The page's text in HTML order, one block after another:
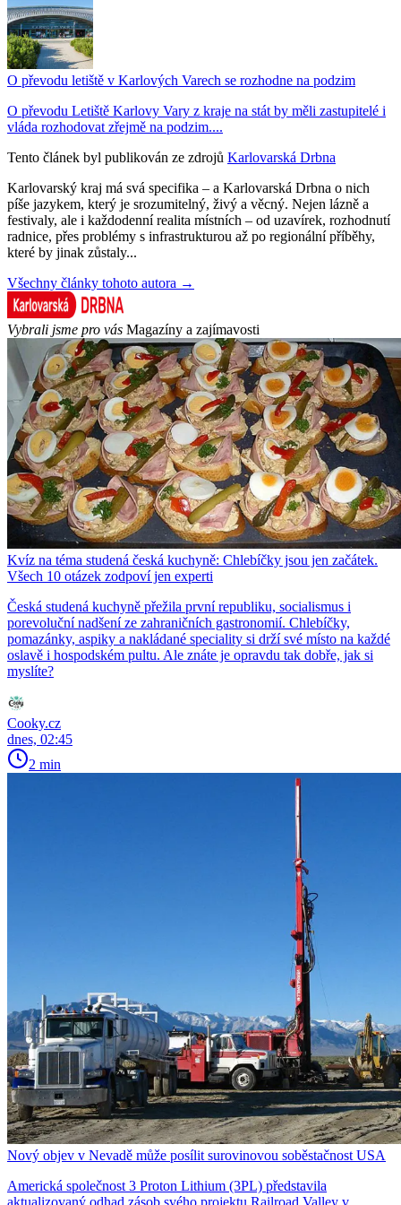
O převodu letiště v Karlových Varech se rozhodne na podzim
O převodu Letiště Karlovy Vary z kraje na stát by měli zastupitelé i
vláda rozhodovat zřejmě na podzim....
Tento článek byl publikován ze zdrojů Karlovarská Drbna
Karlovarský kraj má svá specifika – a Karlovarská Drbna o nich
píše jazykem, který je srozumitelný, živý a věcný. Nejen lázně a
festivaly, ale i každodenní realita místních – od uzavírek, rozhodnutí
radnice, přes problémy s infrastrukturou až po regionální příběhy,
které by jinak zůstaly...
Všechny články tohoto autora →
Vybrali jsme pro vás Magazíny a zajímavosti
Kvíz na téma studená česká kuchyně: Chlebíčky jsou jen začátek.
Všech 10 otázek zodpoví jen experti
Česká studená kuchyně přežila první republiku, socialismus i
porevoluční nadšení ze zahraničních gastronomií. Chlebíčky,
pomazánky, aspiky a nakládané speciality si drží své místo na každé
oslavě i hospodském pultu. Ale znáte je opravdu tak dobře, jak si
myslíte?
Cooky.cz
dnes, 02:45
2 min
Nový objev v Nevadě může posílit surovinovou soběstačnost USA
Americká společnost 3 Proton Lithium (3PL) představila
aktualizovaný odhad zásob svého projektu Railroad Valley v